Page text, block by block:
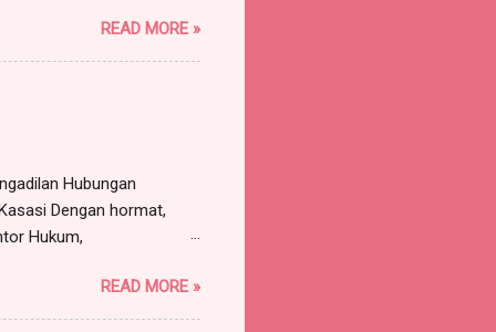
Sekretaris Serikat
Bersama, beralamat
sama maupun sendiri-
nama serta
READ MORE »
Hubungan
Dengan hormat,
Hukum,
dan atas nama PT
Bogor, dengan ini
READ MORE »